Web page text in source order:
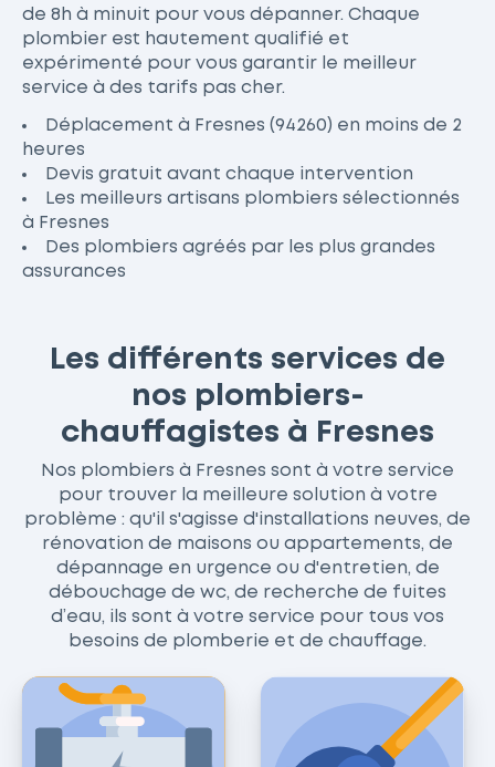
de 8h à minuit pour vous dépanner. Chaque
plombier est hautement qualifié et
expérimenté pour vous garantir le meilleur
service à des tarifs pas cher.
Déplacement à Fresnes (94260) en moins de 2
heures
Devis gratuit avant chaque intervention
Les meilleurs artisans plombiers sélectionnés
à Fresnes
Des plombiers agréés par les plus grandes
assurances
Les différents services de
nos plombiers-
chauffagistes à Fresnes
Nos plombiers à Fresnes sont à votre service
pour trouver la meilleure solution à votre
problème : qu'il s'agisse d'installations neuves, de
rénovation de maisons ou appartements, de
dépannage en urgence ou d'entretien, de
débouchage de wc, de recherche de fuites
d’eau, ils sont à votre service pour tous vos
besoins de plomberie et de chauffage.